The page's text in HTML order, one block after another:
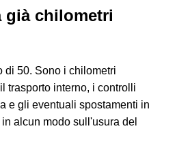
già chilometri
di 50. Sono i chilometri
trasporto interno, i controlli
e gli eventuali spostamenti in
alcun modo sull'usura del